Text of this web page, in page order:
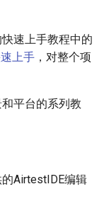
速上手教程中的
上手 ，对整个项
平台的系列教
AirtestIDE编辑